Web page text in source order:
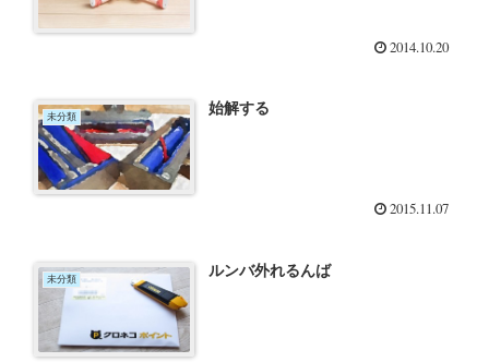
2014.10.20
未分類 始解する
2015.11.07
未分類 ルンバ外れるんば